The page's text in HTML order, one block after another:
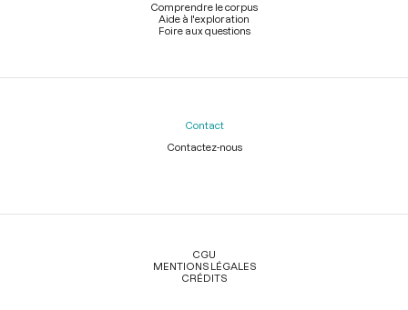
Comprendre le corpus
Aide à l'exploration
Foire aux questions
Contact
Contactez-nous
Légal
CGU
MENTIONS LÉGALES
CRÉDITS